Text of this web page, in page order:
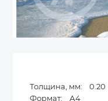
Толщина, мм: 0.20
Формат: А4